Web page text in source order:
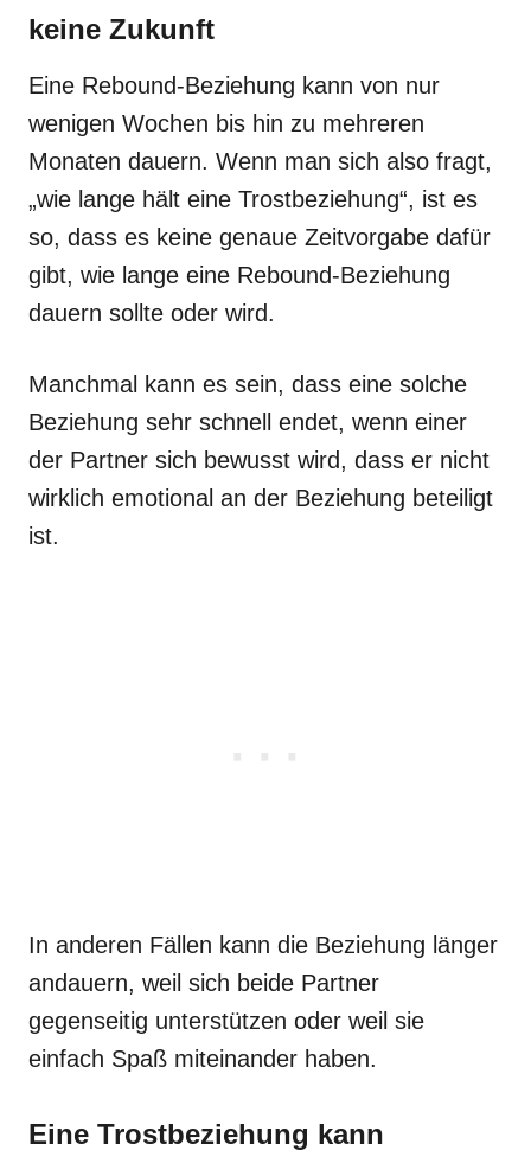
keine Zukunft
Eine Rebound-Beziehung kann von nur
wenigen Wochen bis hin zu mehreren
Monaten dauern. Wenn man sich also fragt,
„wie lange hält eine Trostbeziehung“, ist es
so, dass es keine genaue Zeitvorgabe dafür
gibt, wie lange eine Rebound-Beziehung
dauern sollte oder wird.
Manchmal kann es sein, dass eine solche
Beziehung sehr schnell endet, wenn einer
der Partner sich bewusst wird, dass er nicht
wirklich emotional an der Beziehung beteiligt
ist.
In anderen Fällen kann die Beziehung länger
andauern, weil sich beide Partner
gegenseitig unterstützen oder weil sie
einfach Spaß miteinander haben.
Eine Trostbeziehung kann